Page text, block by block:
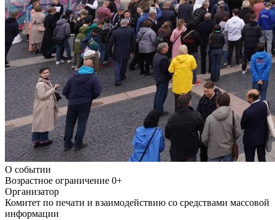
О событии
Возрастное ограничение 0+
Организатор
Комитет по печати и взаимодействию со средствами массовой
информации